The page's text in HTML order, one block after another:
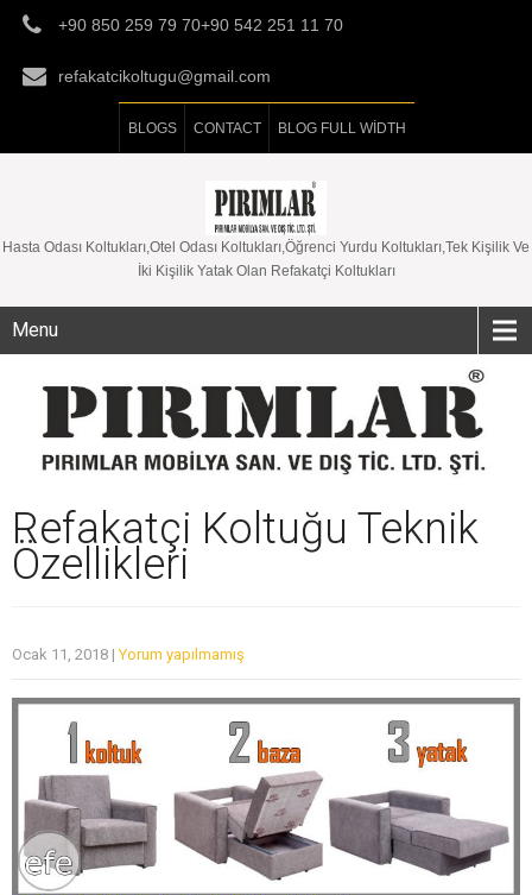
+90 850 259 79 70+90 542 251 11 70
refakatcikoltugu@gmail.com
BLOGS CONTACT BLOG FULL WIDTH
Hasta Odası Koltukları,Otel Odası Koltukları,Öğrenci Yurdu Koltukları,Tek Kişilik Ve
İki Kişilik Yatak Olan Refakatçi Koltukları
Menu
Refakatçi Koltuğu Teknik
Özellikleri
Ocak 11, 2018 |Yorum yapılmamış